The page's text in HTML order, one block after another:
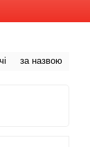
за назвою